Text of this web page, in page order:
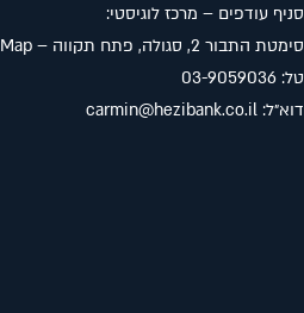
סניף עודפים – מרכז לוגיסטי:
סימטת התבור 2, סגולה, פתח תקווה –
Map
טל: 03-9059036
דוא״ל:carmin@hezibank.co.il